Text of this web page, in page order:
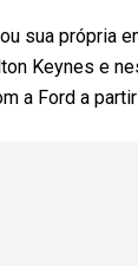
sua própria
Keynes e
a Ford a